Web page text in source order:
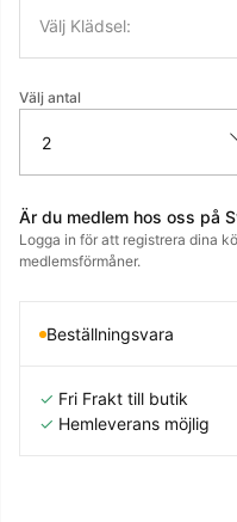
Välj Klädsel:
Välj antal
Är du medlem hos oss på
Logga in för att registrera dina
medlemsförmåner.
Beställningsvara
✓ Fri Frakt till butik
✓ Hemleverans möjlig